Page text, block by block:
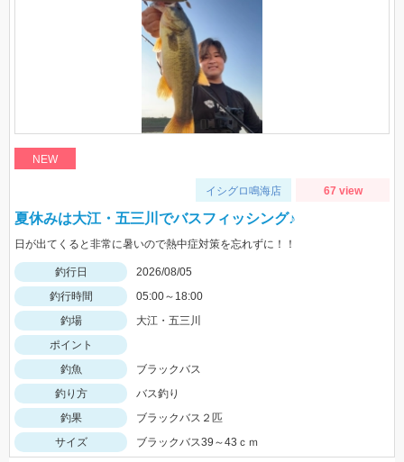
NEW
イシグロ鳴海店 67 view
夏休みは大江・五三川でバスフィッシング♪
日が出てくると非常に暑いので熱中症対策を忘れずに！！
釣行日
2026/08/05
釣行時間
05:00～18:00
釣場
大江・五三川
ポイント
釣魚
ブラックバス
釣り方
バス釣り
釣果
ブラックバス２匹
サイズ
ブラックバス39～43ｃｍ